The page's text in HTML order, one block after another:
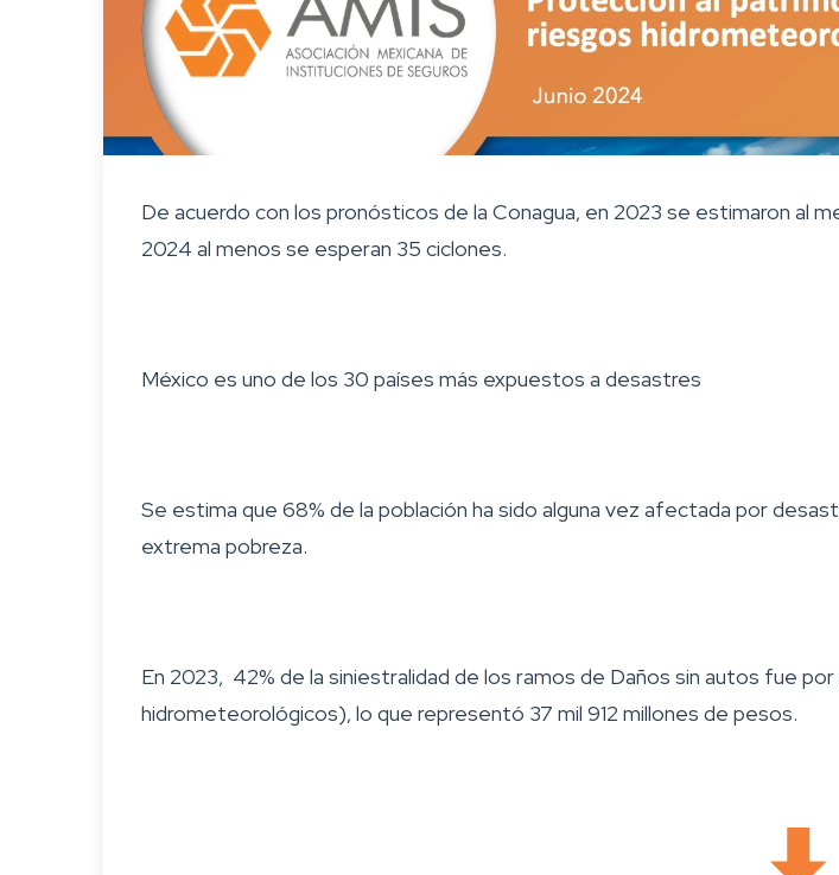
De acuerdo con los pronósticos de la Conagua, en 2023 se estimaron al
2024 al menos se esperan 35 ciclones.
México es uno de los 30 países más expuestos a desastres
Se estima que 68% de la población ha sido alguna vez afectada por
extrema pobreza.
En 2023, 42% de la siniestralidad de los ramos de Daños sin autos fue
hidrometeorológicos), lo que representó 37 mil 912 millones de pesos.